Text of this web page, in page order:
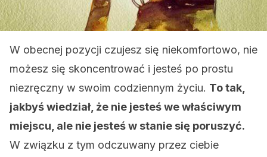
W obecnej pozycji czujesz się niekomfortowo, nie
możesz się skoncentrować i jesteś po prostu
niezręczny w swoim codziennym życiu. To tak,
jakbyś wiedział, że nie jesteś we właściwym
miejscu, ale nie jesteś w stanie się poruszyć.
W związku z tym odczuwany przez ciebie